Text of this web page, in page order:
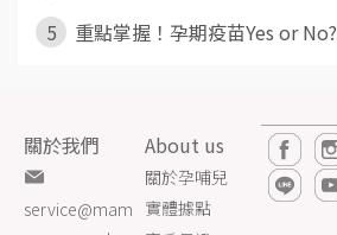
5
重點掌握！孕期疫苗Yes or No?
關於我們
service@mam
About us
關於孕哺兒
實體據點